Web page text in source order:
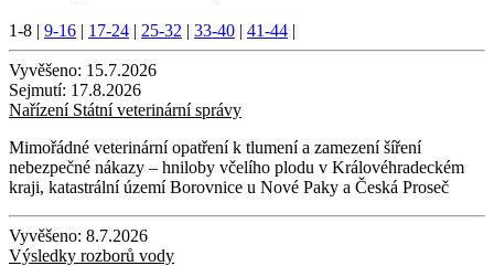
1-8 | 9-16 | 17-24 | 25-32 | 33-40 | 41-44 |
Vyvěšeno: 15.7.2026
Sejmutí: 17.8.2026
Nařízení Státní veterinární správy
Mimořádné veterinární opatření k tlumení a zamezení šíření
nebezpečné nákazy – hniloby včelího plodu v Královéhradeckém
kraji, katastrální území Borovnice u Nové Paky a Česká Proseč
Vyvěšeno: 8.7.2026
Výsledky rozborů vody